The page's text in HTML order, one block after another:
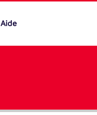
Aide